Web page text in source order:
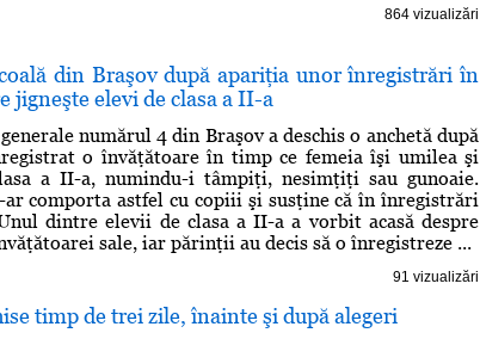
864 vizualizări
din Braşov după apariţia unor înregistrări în
jigneşte elevi de clasa a II-a
numărul 4 din Braşov a deschis o anchetă după
o învăţătoare în timp ce femeia îşi umilea şi
a II-a, numindu-i tâmpiţi, nesimţiţi sau gunoaie.
ar comporta astfel cu copiii şi susţine că în înregistrări
dintre elevii de clasa a II-a a vorbit acasă despre
sale, iar părinţii au decis să o înregistreze ...
91 vizualizări
timp de trei zile, înainte şi după alegeri